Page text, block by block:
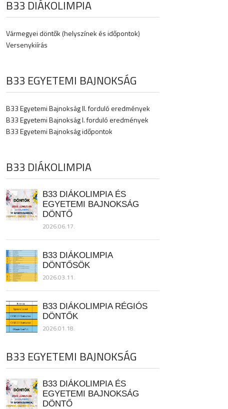
B33 DIÁKOLIMPIA
Vármegyei döntők (helyszínek és időpontok)
Versenykiírás
B33 EGYETEMI BAJNOKSÁG
B33 Egyetemi Bajnokság II. forduló eredmények
B33 Egyetemi Bajnokság I. forduló eredmények
B33 Egyetemi Bajnokság időpontok
B33 DIÁKOLIMPIA
B33 DIÁKOLIMPIA ÉS
EGYETEMI BAJNOKSÁG
DÖNTŐ
2026.06.17.
B33 DIÁKOLIMPIA
DÖNTŐSÖK
2026.03.11.
B33 DIÁKOLIMPIA RÉGIÓS
DÖNTŐK
2026.01.18.
B33 EGYETEMI BAJNOKSÁG
B33 DIÁKOLIMPIA ÉS
EGYETEMI BAJNOKSÁG
DÖNTŐ